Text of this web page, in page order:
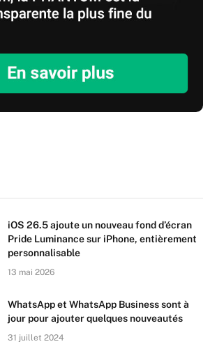
iOS 26.5 ajoute un nouveau fond d’écran
Pride Luminance sur iPhone, entièrement
personnalisable
13 mai 2026
WhatsApp et WhatsApp Business sont à
jour pour ajouter quelques nouveautés
31 juillet 2024